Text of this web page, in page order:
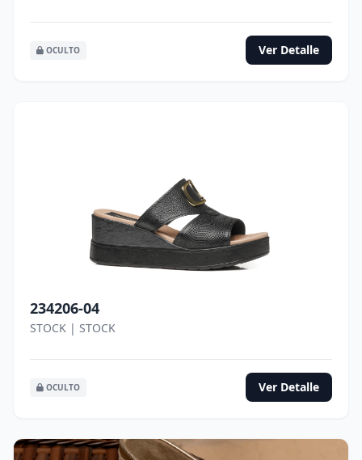
OCULTO Ver Detalle
234206-04
STOCK | STOCK
OCULTO Ver Detalle